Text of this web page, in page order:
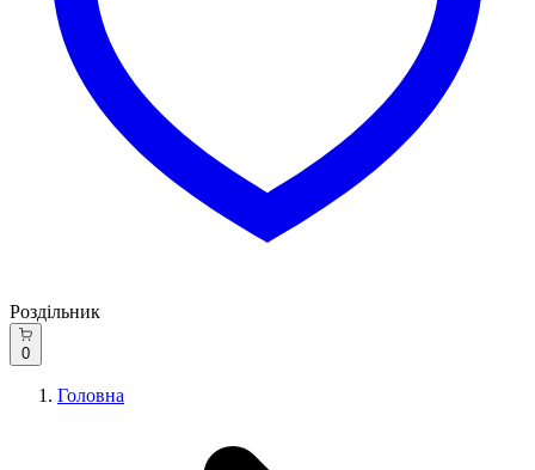
Роздільник
0
Головна